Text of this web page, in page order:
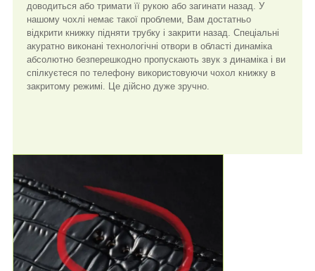
доводиться або тримати її рукою або загинати назад. У
нашому чохлі немає такої проблеми, Вам достатньо
відкрити книжку підняти трубку і закрити назад. Спеціальні
акуратно виконані технологічні отвори в області динаміка
абсолютно безперешкодно пропускають звук з динаміка і ви
спілкуєтеся по телефону використовуючи чохол книжку в
закритому режимі. Це дійсно дуже зручно.